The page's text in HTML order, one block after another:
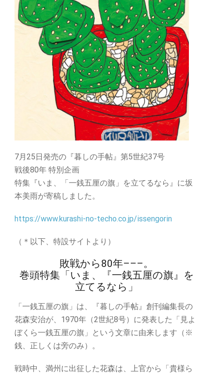
7月25日発売の『暮しの手帖』第5世紀37号
戦後80年 特別企画
特集『いま、「一銭五厘の旗」を立てるなら』に坂
本美雨が寄稿しました。
https://www.kurashi-no-techo.co.jp/issengorin
（＊以下、特設サイトより）
敗戦から80年–––。
巻頭特集「いま、『一銭五厘の旗』を
立てるなら」
「一銭五厘の旗」は、『暮しの手帖』創刊編集長の
花森安治が、1970年（2世紀8号）に発表した「見よ
ぼくら一銭五厘の旗」という文章に由来します（※
銭、正しくは旁のみ）。
戦時中、満州に出征した花森は、上官から「貴様ら